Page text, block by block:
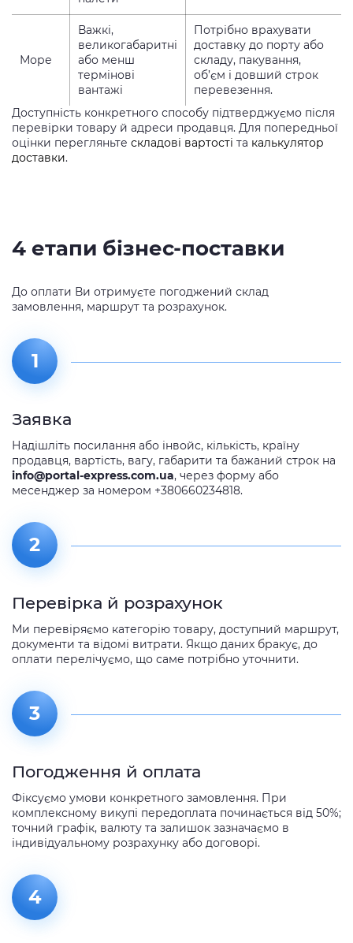
Море
Важкі,
великогабаритні
або менш
термінові
вантажі
Потрібно врахувати
доставку до порту або
складу, пакування,
об’єм і довший строк
перевезення.
Доступність конкретного способу підтверджуємо після
перевірки товару й адреси продавця. Для попередньої
оцінки перегляньте складові вартості та калькулятор
доставки.
4 етапи бізнес-поставки
До оплати Ви отримуєте погоджений склад
замовлення, маршрут та розрахунок.
1
Заявка
Надішліть посилання або інвойс, кількість, країну
продавця, вартість, вагу, габарити та бажаний строк на
info@portal-express.com.ua, через форму або
месенджер за номером +380660234818.
2
Перевірка й розрахунок
Ми перевіряємо категорію товару, доступний маршрут,
документи та відомі витрати. Якщо даних бракує, до
оплати перелічуємо, що саме потрібно уточнити.
3
Погодження й оплата
Фіксуємо умови конкретного замовлення. При
комплексному викупі передоплата починається від 50%;
точний графік, валюту та залишок зазначаємо в
індивідуальному розрахунку або договорі.
4